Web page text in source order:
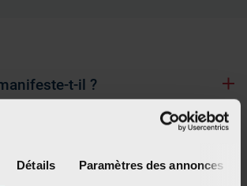
Détails Paramètres des annonces
t-il ?
: pour reconnaître les signes